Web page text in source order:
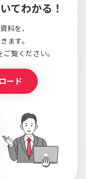
てわかる！
料を、
ます。
覧ください。
ード